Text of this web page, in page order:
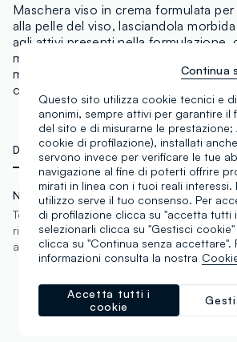
Maschera viso in crema formulata
alla pelle del viso, lasciandola
agli attivi presenti nella formulazione,
migliorare l'elasticità della pelle,
morbida. Con acido ialuronico,
camomilla.
DETTAGLI TECNICI
Nichel tested
Testato per minimizzare il
rischio di reazioni
allergiche.
Questo sito utilizza cookie tecnici e
anonimi, sempre attivi per garantire il
del sito e di misurarne le prestazione;
cookie di profilazione), installati
servono invece per verificare le tue
navigazione al fine di poterti offrire
mirati in linea con i tuoi reali interessi.
utilizzo serve il tuo consenso. Per
di profilazione clicca su "accetta tutti
selezionarli clicca su "Gestisci
clicca su "Continua senza accettare".
informazioni consulta la nostra
Accetta tutti i
cookie
Continua